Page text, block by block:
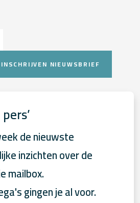
INSCHRIJVEN NIEUWSBRIEF
de nieuwste
inzichten over de
mailbox.
gingen je al voor.